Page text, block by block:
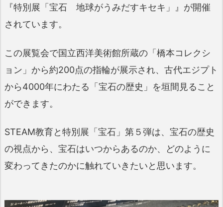
『特別展「宝石 地球がうみだすキセキ」』が開催
されています。
この展覧会で国立西洋美術館所蔵の「橋本コレクシ
ョン」から約200点の指輪が展示され、古代エジプト
から4000年にわたる「宝石の歴史」を垣間見ること
ができます。
STEAM教育と特別展「宝石」第５弾は、宝石の歴史
の視点から、宝石はいつからあるのか、どのように
変わってきたのかに触れていきたいと思います。